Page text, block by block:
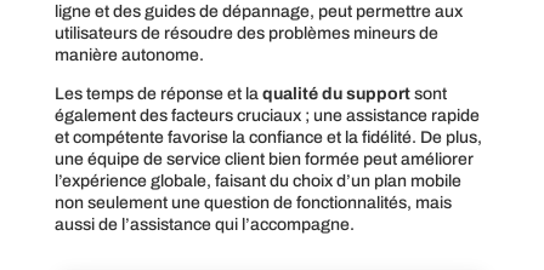
ligne et des guides de dépannage, peut permettre aux
utilisateurs de résoudre des problèmes mineurs de
manière autonome.
Les temps de réponse et la qualité du supportsont
également des facteurs cruciaux ; une assistance rapide
et compétente favorise la confiance et la fidélité. De plus,
une équipe de service client bien formée peut améliorer
l’expérience globale, faisant du choix d’un plan mobile
non seulement une question de fonctionnalités, mais
aussi de l’assistance qui l’accompagne.